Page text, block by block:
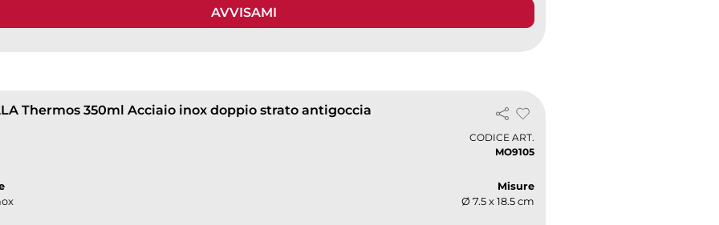
AVVISAMI
Thermos 350ml Acciaio inox doppio strato antigoccia
CODICE ART.
MO9105
Misure
Ø 7.5 x 18.5 cm